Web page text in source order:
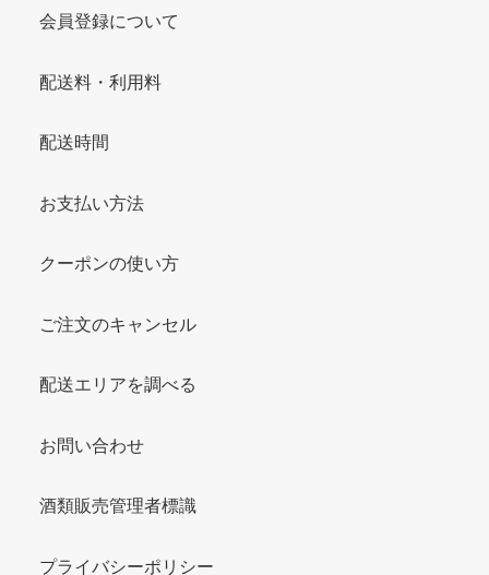
会員登録について
配送料・利用料
配送時間
お支払い方法
クーポンの使い方
ご注文のキャンセル
配送エリアを調べる
お問い合わせ
酒類販売管理者標識
プライバシーポリシー